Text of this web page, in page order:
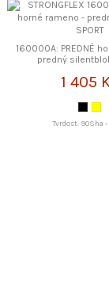
160000A: PREDNÉ
predný
1 405
Tvrdost: 90Sha